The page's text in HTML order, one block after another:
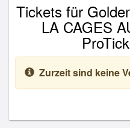
Tickets für
LA CAGES
Zurzeit sind keine